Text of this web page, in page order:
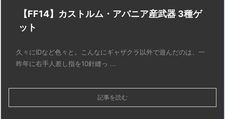
【FF14】カストルム・アバニア産武器 3種ゲ
ット
久々にIDなど色々と。こんなにギャザクラ以外で遊んだのは、一
昨年に右手人差し指を10針縫っ ...
記事を読む